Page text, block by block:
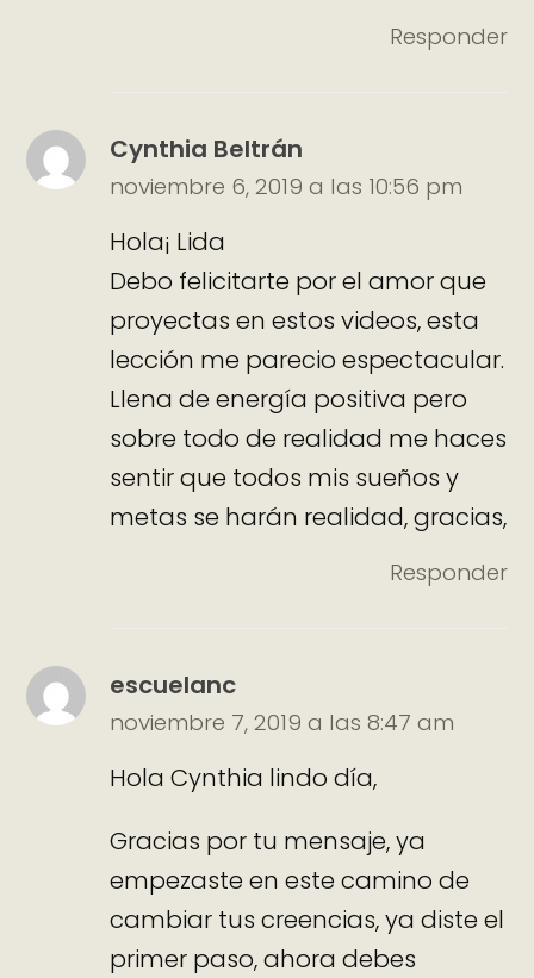
Responder
Cynthia Beltrán
noviembre 6, 2019 a las 10:56 pm
Hola¡ Lida
Debo felicitarte por el amor que
proyectas en estos videos, esta
lección me parecio espectacular.
Llena de energía positiva pero
sobre todo de realidad me haces
sentir que todos mis sueños y
metas se harán realidad, gracias,
Responder
escuelanc
noviembre 7, 2019 a las 8:47 am
Hola Cynthia lindo día,
Gracias por tu mensaje, ya
empezaste en este camino de
cambiar tus creencias, ya diste el
primer paso, ahora debes